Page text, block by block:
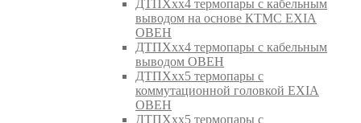
ДТПХхх4 термопары с кабельным
выводом на основе КТМС EXIA
ОВЕН
ДТПХхх4 термопары с кабельным
выводом ОВЕН
ДТПХхх5 термопары с
коммутационной головкой EXIA
ОВЕН
ДТПХхх5 термопары с